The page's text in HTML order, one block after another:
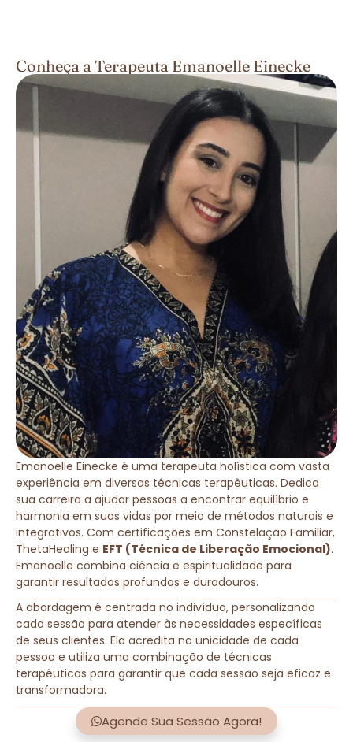
Conheça a Terapeuta Emanoelle Einecke
Emanoelle Einecke é uma terapeuta holística com vasta
experiência em diversas técnicas terapêuticas. Dedica
sua carreira a ajudar pessoas a encontrar equilíbrio e
harmonia em suas vidas por meio de métodos naturais e
integrativos. Com certificações em Constelação Familiar,
ThetaHealing e EFT (Técnica de Liberação Emocional).
Emanoelle combina ciência e espiritualidade para
garantir resultados profundos e duradouros.
A abordagem é centrada no indivíduo, personalizando
cada sessão para atender às necessidades específicas
de seus clientes. Ela acredita na unicidade de cada
pessoa e utiliza uma combinação de técnicas
terapêuticas para garantir que cada sessão seja eficaz e
transformadora.
Agende Sua Sessão Agora!